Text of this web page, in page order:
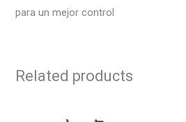
para un mejor control
Related products